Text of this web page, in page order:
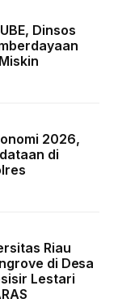
Dinsos
2026,
di
Riau
di Desa
Lestari